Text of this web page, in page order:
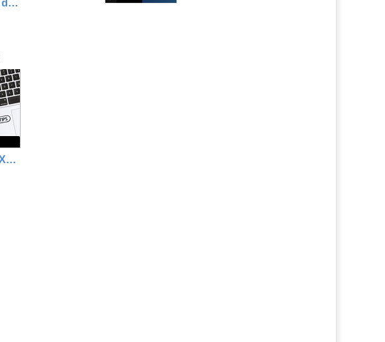
Instrucciones de aplicación de pruebas censales. Parte 2. Descarga de materiales. Curso 2023-2024.
Cómo embebber PDFs en eXeLearning